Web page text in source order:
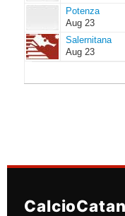
Potenza
Potenza
Aug 23
Salernitana
Salernitana
Aug 23